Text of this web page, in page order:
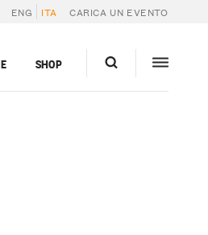
ENG ITA CARICA UN EVENTO
SHOP